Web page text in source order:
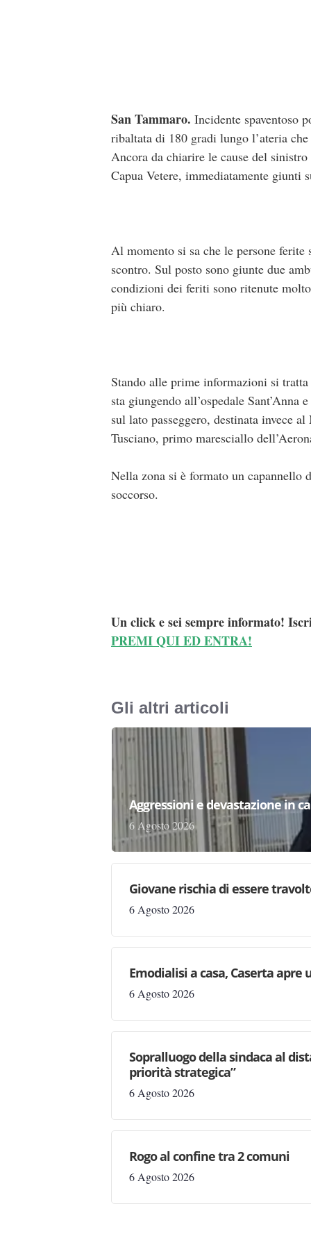
San Tammaro. Incidente spaventoso
ribaltata di 180 gradi lungo l’ateria
Ancora da chiarire le cause del
Capua Vetere, immediatamente
Al momento si sa che le persone
scontro. Sul posto sono giunte due
condizioni dei feriti sono ritenute
più chiaro.
Stando alle prime informazioni si
sta giungendo all’ospedale
sul lato passeggero, destinata invece
Tusciano, primo maresciallo
Nella zona si è formato un capannello
soccorso.
Un click e sei sempre informato!
PREMI QUI ED ENTRA!
Gli altri articoli
Aggressioni e devastazione in
6 Agosto 2026
Giovane rischia di essere
6 Agosto 2026
Emodialisi a casa, Caserta apre
6 Agosto 2026
Sopralluogo della sindaca al
priorità strategica”
6 Agosto 2026
Rogo al confine tra 2 comuni
6 Agosto 2026